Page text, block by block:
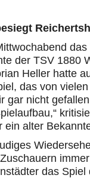
der TSV 1880
Heller hatte
das von
gar nicht
ein alter
das Spiel